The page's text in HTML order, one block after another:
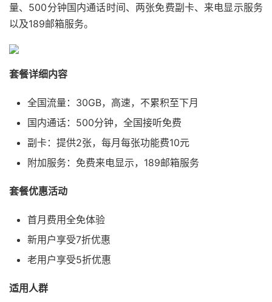
量、500分钟国内通话时间、两张免费副卡、来电显示服务
以及189邮箱服务。
套餐详细内容
全国流量：30GB，高速，不累积至下月
国内通话：500分钟，全国接听免费
副卡：提供2张，每月每张功能费10元
附加服务：免费来电显示，189邮箱服务
套餐优惠活动
首月费用全免体验
新用户享受7折优惠
老用户享受5折优惠
适用人群